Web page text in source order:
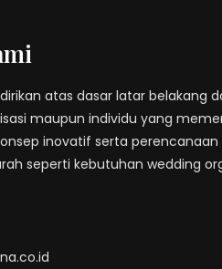
atas dasar latar belakang
maupun individu yang
inovatif serta perencanaan
seperti kebutuhan wedding